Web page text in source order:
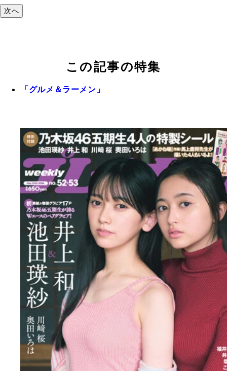
次へ
この記事の特集
「グルメ＆ラーメン」